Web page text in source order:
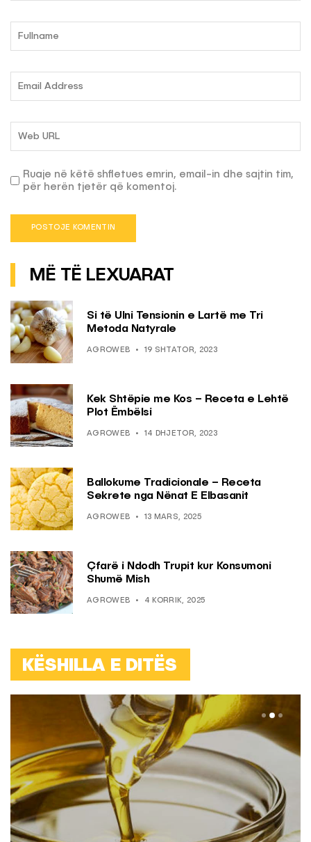
Ruaje në këtë shfletues emrin, email-in dhe sajtin tim,
për herën tjetër që komentoj.
MË TË LEXUARAT
Si të Ulni Tensionin e Lartë me Tri
Metoda Natyrale
AGROWEB 19 SHTATOR, 2023
Kek Shtëpie me Kos – Receta e Lehtë
Plot Ëmbëlsi
AGROWEB 14 DHJETOR, 2023
Ballokume Tradicionale – Receta
Sekrete nga Nënat E Elbasanit
AGROWEB 13 MARS, 2025
Çfarë i Ndodh Trupit kur Konsumoni
Shumë Mish
AGROWEB 4 KORRIK, 2025
KËSHILLA E DITËS